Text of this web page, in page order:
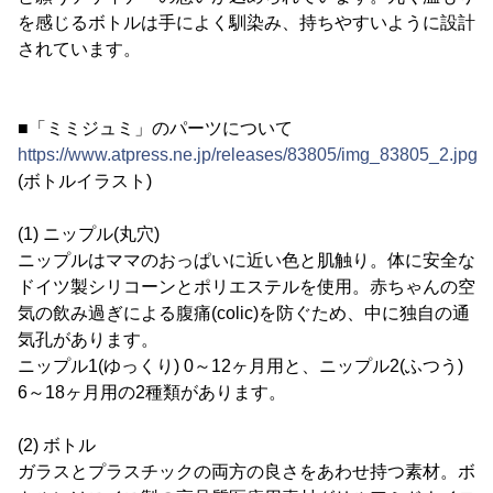
を感じるボトルは手によく馴染み、持ちやすいように設計
されています。
■「ミミジュミ」のパーツについて
https://www.atpress.ne.jp/releases/83805/img_83805_2.jpg
(ボトルイラスト)
(1) ニップル(丸穴)
ニップルはママのおっぱいに近い色と肌触り。体に安全な
ドイツ製シリコーンとポリエステルを使用。赤ちゃんの空
気の飲み過ぎによる腹痛(colic)を防ぐため、中に独自の通
気孔があります。
ニップル1(ゆっくり) 0～12ヶ月用と、ニップル2(ふつう)
6～18ヶ月用の2種類があります。
(2) ボトル
ガラスとプラスチックの両方の良さをあわせ持つ素材。ボ